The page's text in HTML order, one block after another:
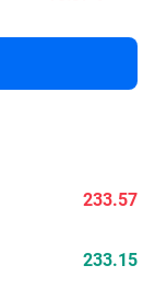
233.57
233.15